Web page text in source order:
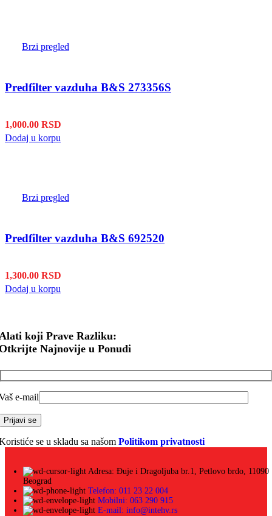
Brzi pregled
Predfilter vazduha B&S 273356S
1,000.00 RSD
Dodaj u korpu
Brzi pregled
Predfilter vazduha B&S 692520
1,300.00 RSD
Dodaj u korpu
koji Prave Razliku:
Najnovije u Ponudi
e-mail
se u skladu sa našom Politikom privatnosti
Adresa: Đuje i Dragoljuba br.1, Petlovo brdo, 11090
Beograd
Telefon: 011 23 22 004
Mobilni: 063 290 915
E-mail: info@intehv.rs